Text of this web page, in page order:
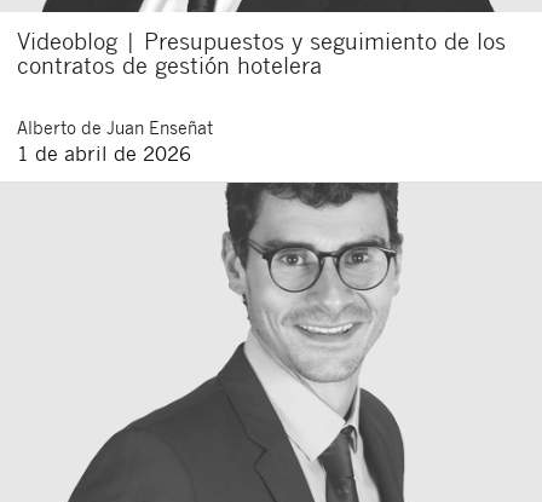
Videoblog | Presupuestos y seguimiento de los
contratos de gestión hotelera
Alberto de Juan Enseñat
1 de abril de 2026